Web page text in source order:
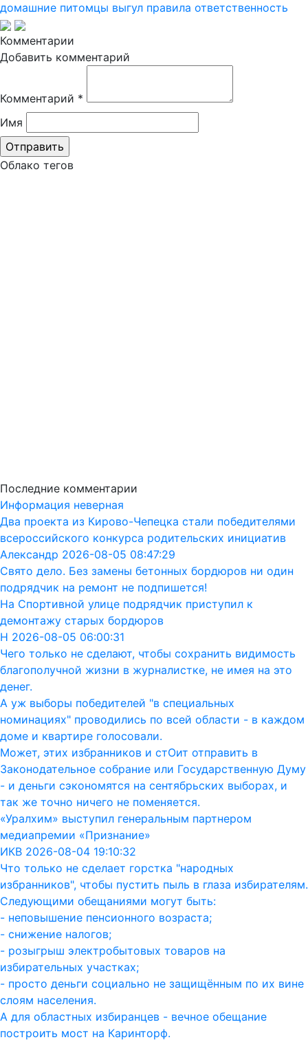
домашние питомцы выгул правила ответственность
Комментарии
Добавить комментарий
Комментарий *
Имя
Облако тегов
Последние комментарии
Информация неверная
Два проекта из Кирово-Чепецка стали победителями
всероссийского конкурса родительских инициатив
Александр 2026-08-05 08:47:29
Свято дело. Без замены бетонных бордюров ни один
подрядчик на ремонт не подпишется!
На Спортивной улице подрядчик приступил к
демонтажу старых бордюров
Н 2026-08-05 06:00:31
Чего только не сделают, чтобы сохранить видимость
благополучной жизни в журналистке, не имея на это
денег.
А уж выборы победителей "в специальных
номинациях" проводились по всей области - в каждом
доме и квартире голосовали.
Может, этих избранников и стОит отправить в
Законодательное собрание или Государственную Думу
- и деньги сэкономятся на сентябрьских выборах, и
так же точно ничего не поменяется.
«Уралхим» выступил генеральным партнером
медиапремии «Признание»
ИКВ 2026-08-04 19:10:32
Что только не сделает горстка "народных
избранников", чтобы пустить пыль в глаза избирателям.
Следующими обещаниями могут быть:
- неповышение пенсионного возраста;
- снижение налогов;
- розыгрыш электробытовых товаров на
избирательных участках;
- просто деньги социально не защищённым по их вине
слоям населения.
А для областных избиранцев - вечное обещание
построить мост на Каринторф.